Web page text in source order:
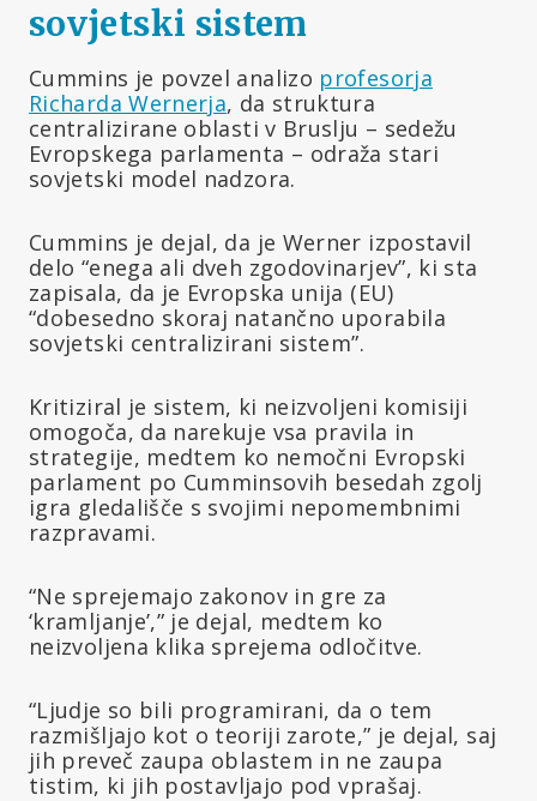
sovjetski sistem
Cummins je povzel analizo profesorja
Richarda Wernerja, da struktura
centralizirane oblasti v Bruslju – sedežu
Evropskega parlamenta – odraža stari
sovjetski model nadzora.
Cummins je dejal, da je Werner izpostavil
delo “enega ali dveh zgodovinarjev”, ki sta
zapisala, da je Evropska unija (EU)
“dobesedno skoraj natančno uporabila
sovjetski centralizirani sistem”.
Kritiziral je sistem, ki neizvoljeni komisiji
omogoča, da narekuje vsa pravila in
strategije, medtem ko nemočni Evropski
parlament po Cumminsovih besedah zgolj
igra gledališče s svojimi nepomembnimi
razpravami.
“Ne sprejemajo zakonov in gre za
‘kramljanje’,” je dejal, medtem ko
neizvoljena klika sprejema odločitve.
“Ljudje so bili programirani, da o tem
razmišljajo kot o teoriji zarote,” je dejal, saj
jih preveč zaupa oblastem in ne zaupa
tistim, ki jih postavljajo pod vprašaj.